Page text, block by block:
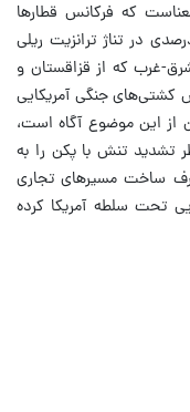
که فرکانس قطارها
سه برابر شده و جهشی بیش از ۲۰۰ درصدی در تناژ ترانزیت ریلی
غرب که از قزاقستان و
کشتی‌های جنگی آمریکایی
از این موضوع آگاه است،
تشدید تنش با پکن را به
ساخت مسیرهای تجاری
تحت سلطه آمریکا کرده